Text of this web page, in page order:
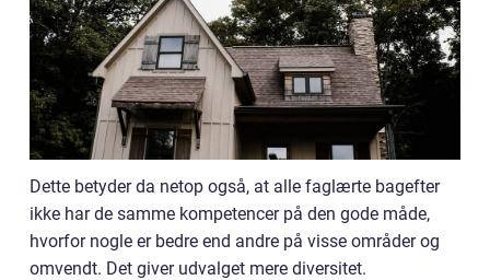
Dette betyder da netop også, at alle faglærte bagefter
ikke har de samme kompetencer på den gode måde,
hvorfor nogle er bedre end andre på visse områder og
omvendt. Det giver udvalget mere diversitet.